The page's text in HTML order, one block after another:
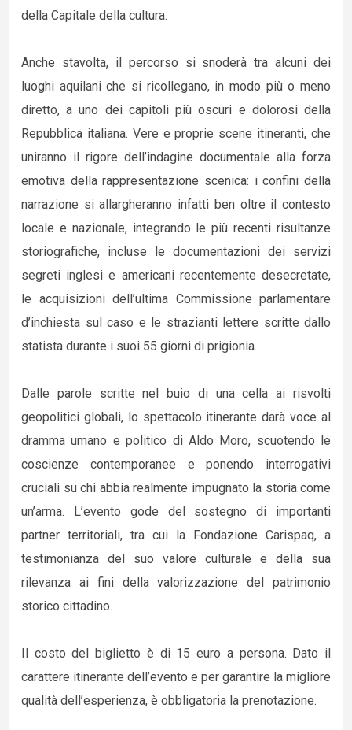
della Capitale della cultura.
Anche stavolta, il percorso si snoderà tra alcuni dei
luoghi aquilani che si ricollegano, in modo più o meno
diretto, a uno dei capitoli più oscuri e dolorosi della
Repubblica italiana. Vere e proprie scene itineranti, che
uniranno il rigore dell’indagine documentale alla forza
emotiva della rappresentazione scenica: i confini della
narrazione si allargheranno infatti ben oltre il contesto
locale e nazionale, integrando le più recenti risultanze
storiografiche, incluse le documentazioni dei servizi
segreti inglesi e americani recentemente desecretate,
le acquisizioni dell’ultima Commissione parlamentare
d’inchiesta sul caso e le strazianti lettere scritte dallo
statista durante i suoi 55 giorni di prigionia.
Dalle parole scritte nel buio di una cella ai risvolti
geopolitici globali, lo spettacolo itinerante darà voce al
dramma umano e politico di Aldo Moro, scuotendo le
coscienze contemporanee e ponendo interrogativi
cruciali su chi abbia realmente impugnato la storia come
un’arma. L’evento gode del sostegno di importanti
partner territoriali, tra cui la Fondazione Carispaq, a
testimonianza del suo valore culturale e della sua
rilevanza ai fini della valorizzazione del patrimonio
storico cittadino.
Il costo del biglietto è di 15 euro a persona. Dato il
carattere itinerante dell’evento e per garantire la migliore
qualità dell’esperienza, è obbligatoria la prenotazione.